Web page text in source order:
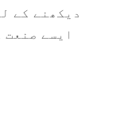
دیکھنے کے
ایسے